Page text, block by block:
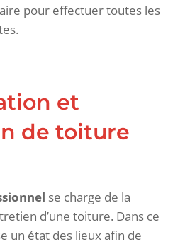
pour effectuer toutes les
et
de toiture
se charge de la
d’une toiture. Dans ce
un état des lieux afin de